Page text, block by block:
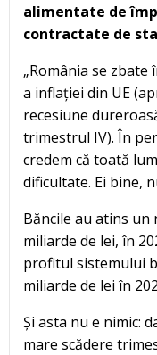
alimentate de
contractate de
„România se zbate
a inflației din UE
recesiune
trimestrul IV). În
credem că toată
dificultate. Ei bine,
Băncile au atins
miliarde de lei, în
profitul sistemului
miliarde de lei în
Și asta nu e nimic:
mare scădere